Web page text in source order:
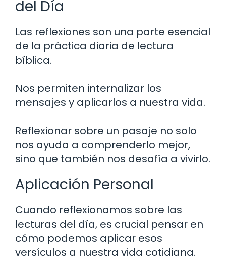
del Día
Las reflexiones son una parte esencial
de la práctica diaria de lectura
bíblica.
Nos permiten internalizar los
mensajes y aplicarlos a nuestra vida.
Reflexionar sobre un pasaje no solo
nos ayuda a comprenderlo mejor,
sino que también nos desafía a vivirlo.
Aplicación Personal
Cuando reflexionamos sobre las
lecturas del día, es crucial pensar en
cómo podemos aplicar esos
versículos a nuestra vida cotidiana.